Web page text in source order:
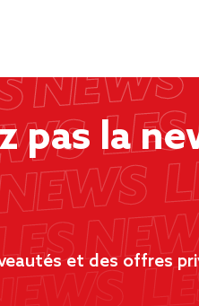
pas la
et des offres